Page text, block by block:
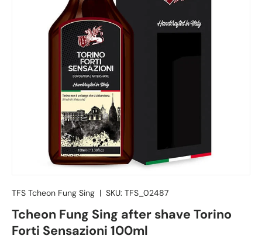
TFS Tcheon Fung Sing | SKU: TFS_02487
Tcheon Fung Sing after shave Torino
Forti Sensazioni 100ml